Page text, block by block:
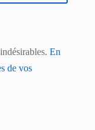
En
de vos